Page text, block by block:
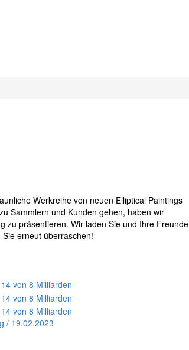
Werkreihe von neuen Elliptical Paintings
Sammlern und Kunden gehen, haben wir
zu präsentieren. Wir laden Sie und Ihre Freunde
erneut überraschen!
/ 19.02.2023